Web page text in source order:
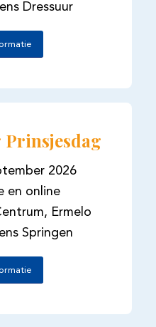
Dressuur
2026
en online
Ermelo
Springen